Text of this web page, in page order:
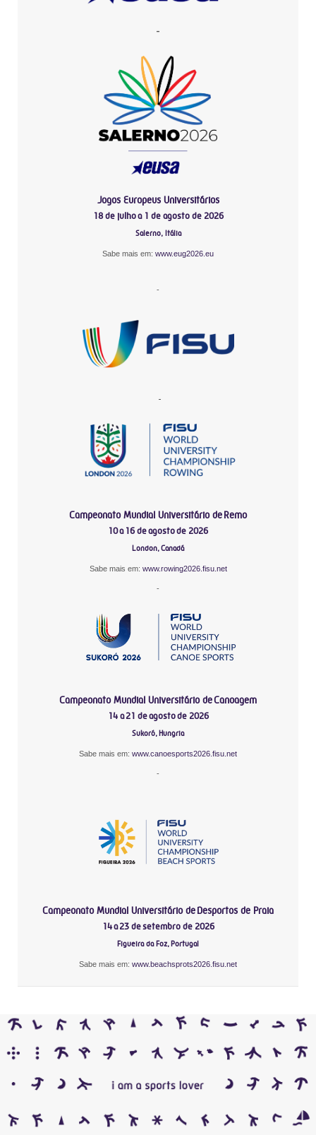
-
Jogos Europeus Universitários
18 de julho a 1 de agosto de 2026
Salerno, Itália
Sabe mais em: www.eug2026.eu
-
-
Campeonato Mundial Universitário de Remo
10 a 16 de agosto de 2026
London, Canadá
Sabe mais em: www.rowing2026.fisu.net
-
Campeonato Mundial Universitário de Canoagem
14 a 21 de agosto de 2026
Sukoró, Hungria
Sabe mais em: www.canoesports2026.fisu.net
-
Campeonato Mundial Universitário de Desportos de Praia
14 a 23 de setembro de 2026
Figueira da Foz, Portugal
Sabe mais em: www.beachsprots2026.fisu.net